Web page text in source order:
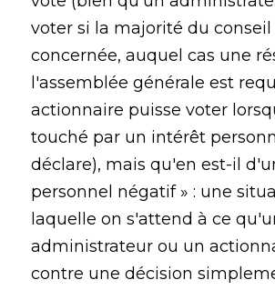
voter si la majorité du conseil
concernée, auquel cas une
l'assemblée générale est
actionnaire puisse voter
touché par un intérêt
déclare), mais qu'en est-il
personnel négatif » : une
laquelle on s'attend à ce
administrateur ou un
contre une décision